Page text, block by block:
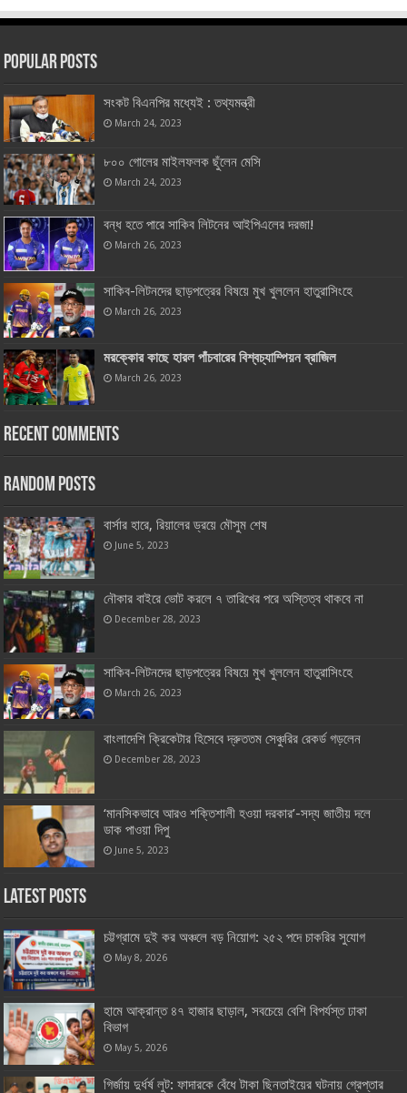
Popular Posts
সংকট বিএনপির মধ্যেই : তথ্যমন্ত্রী
March 24, 2023
৮০০ গোলের মাইলফলক ছুঁলেন মেসি
March 24, 2023
বন্ধ হতে পারে সাকিব লিটনের আইপিএলের দরজা!
March 26, 2023
সাকিব-লিটনদের ছাড়পত্রের বিষয়ে মুখ খুললেন হাতুরাসিংহে
March 26, 2023
মরক্কোর কাছে হারল পাঁচবারের বিশ্বচ্যাম্পিয়ন ব্রাজিল
March 26, 2023
Recent Comments
Random Posts
বার্সার হারে, রিয়ালের ড্রয়ে মৌসুম শেষ
June 5, 2023
নৌকার বাইরে ভোট করলে ৭ তারিখের পরে অস্তিত্ব থাকবে না
December 28, 2023
সাকিব-লিটনদের ছাড়পত্রের বিষয়ে মুখ খুললেন হাতুরাসিংহে
March 26, 2023
বাংলাদেশি ক্রিকেটার হিসেবে দ্রুততম সেঞ্চুরির রেকর্ড গড়লেন
December 28, 2023
‘মানসিকভাবে আরও শক্তিশালী হওয়া দরকার’-সদ্য জাতীয় দলে
ডাক পাওয়া দিপু
June 5, 2023
Latest Posts
চট্টগ্রামে দুই কর অঞ্চলে বড় নিয়োগ: ২৫২ পদে চাকরির সুযোগ
May 8, 2026
হামে আক্রান্ত ৪৭ হাজার ছাড়াল, সবচেয়ে বেশি বিপর্যস্ত ঢাকা
বিভাগ
May 5, 2026
গির্জায় দুর্ধর্ষ লুট: ফাদারকে বেঁধে টাকা ছিনতাইয়ের ঘটনায় গ্রেপ্তার